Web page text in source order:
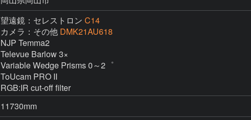
望遠鏡：セレストロン C14
カメラ：その他 DMK21AU618
NJP Temma2
Televue Barlow 3×
Variable Wedge Prisms 0～2゜
ToUcam PRO II
RGB:IR cut-off filter
11730mm